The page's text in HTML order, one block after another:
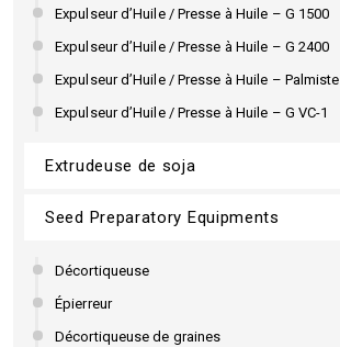
Expulseur d’Huile / Presse à Huile – G 1500
Expulseur d’Huile / Presse à Huile – G 2400
Expulseur d’Huile / Presse à Huile – Palmiste
Expulseur d’Huile / Presse à Huile – G VC-1
Extrudeuse de soja
Seed Preparatory Equipments
Décortiqueuse
Épierreur
Décortiqueuse de graines